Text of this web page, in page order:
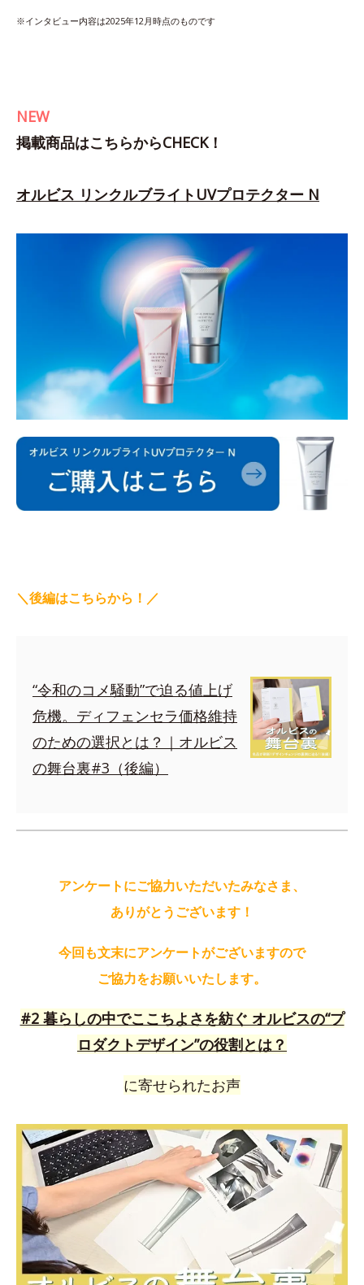
※インタビュー内容は2025年12月時点のものです
NEW
掲載商品はこちらからCHECK！
オルビス リンクルブライトUVプロテクター N
＼後編はこちらから！／
“令和のコメ騒動”で迫る値上げ
危機。ディフェンセラ価格維持
のための選択とは？｜オルビス
の舞台裏#3（後編）
アンケートにご協力いただいたみなさま、
ありがとうございます！
今回も文末にアンケートがございますので
ご協力をお願いいたします。
#2 暮らしの中でここちよさを紡ぐ オルビスの“プ
ロダクトデザイン”の役割とは？
に寄せられたお声